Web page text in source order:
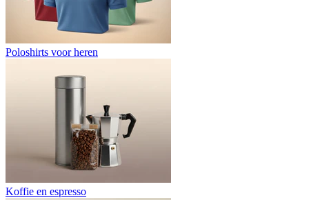
Poloshirts voor heren
Koffie en espresso